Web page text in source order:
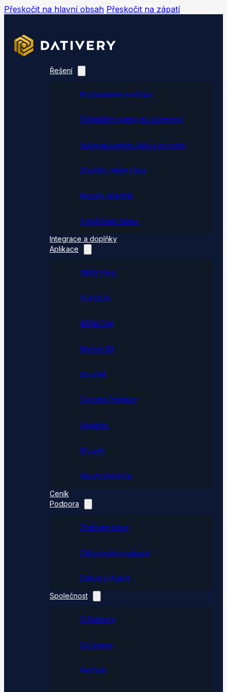
Přeskočit na hlavní obsah Přeskočit na zápatí
Řešení
Propojujeme e-shopy
Přenášíme platby do účetnictví
Automatizujeme data a procesy
Doplňky ABRA Flexi
Mobilní skladník
Vytěžování faktur
Integrace a doplňky
Aplikace
ABRA Flexi
POHODA
ABRA Gen
Money S3
Shoptet
Shoptet Premium
Upgates
Shopify
WooCommerce
Ceník
Podpora
Znalostní báze
Zákaznická podpora
Dativery Agent
Společnost
O Dativery
Co umíme
Partneři